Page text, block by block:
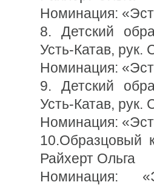
Номинация:
8. Детский
Усть-Катав,
Номинация:
9. Детский
Усть-Катав,
Номинация:
10.Образцовый
Райхерт Ольга
Номинация: